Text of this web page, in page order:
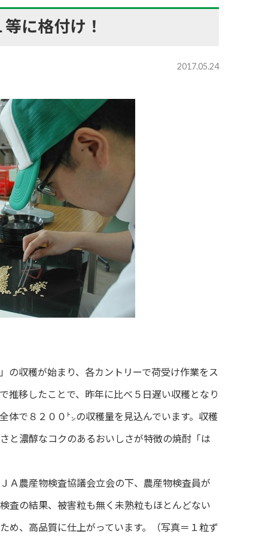
に格付け！
2017.05.24
収穫が始まり、各カントリーで荷受け作業をス
推移したことで、昨年に比べ５日遅い収穫となり
体で８２００㌧の収穫量を見込んでいます。収穫
と濃醇なコクのあるおいしさが特徴の焼酎「は
農産物検査協議会立会の下、農産物検査員が
査の結果、被害粒も無く未熟粒もほとんどない
め、高品質に仕上がっています。（写真＝１粒ず